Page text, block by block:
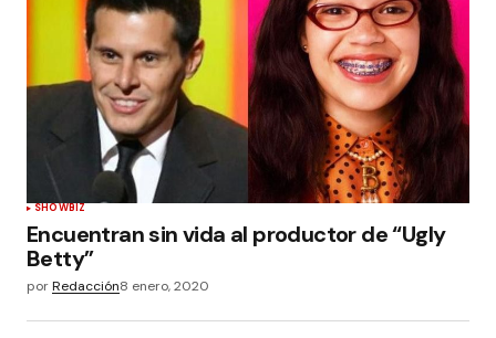
SHOWBIZ
Encuentran sin vida al productor de “Ugly
Betty”
porRedacción8 enero, 2020